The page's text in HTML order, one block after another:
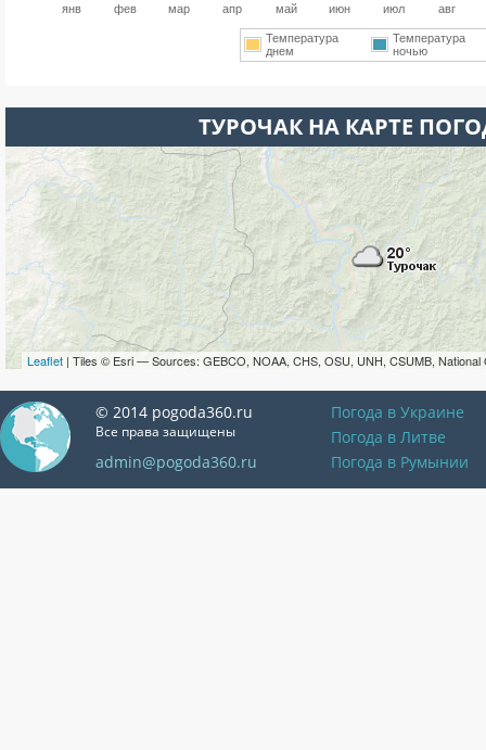
янв фев мар апр май июн июл авг
Температура
днем
Температура
ночью
ТУРОЧАК НА КАРТЕ
Leaflet | Tiles © Esri — Sources: GEBCO, NOAA, CHS, OSU, UNH, CSUMB, National
© 2014 pogoda360.ru
Все права защищены
admin@pogoda360.ru
Погода в Украине
Погода в Литве
Погода в Румынии